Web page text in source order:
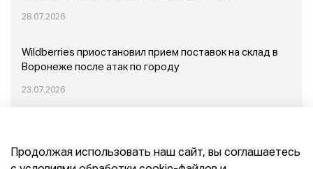
28.07.2026
Wildberries приостановил прием поставок на склад в
Воронеже после атак по городу
23.07.2026
Продолжая использовать наш сайт, вы соглашаетесь